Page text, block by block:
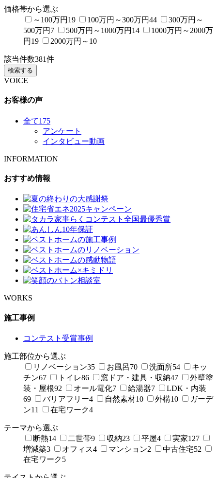
価格帯から選ぶ
～100万円 19 100万円～300万円44
300万円～
500万円 7 500万円～1000万円 14
1000万円～2000万
円 19 2000万円～ 10
該当件数381件
検索する
VOICE
お客様の声
全て175
アンケート
インタビュー動画
INFORMATION
おすすめ情報
WORKS
施工事例
コンテスト受賞事例
施工部位から選ぶ
リノベーション35 お風呂70 洗面所54
キッ
チン67 トイレ86 窓ドア・建具・収納47
外壁塗
装・屋根92 オール電化7 給湯器7
LDK・内装
69
バリアフリー4 自然素材10 外構10
ガーデ
ン11 在宅ワーク4
テーマから選ぶ
断熱14 二世帯9 収納23 平屋4 実家127
増減築3 オフィス4 マンション2 中古住宅52
在宅ワーク5